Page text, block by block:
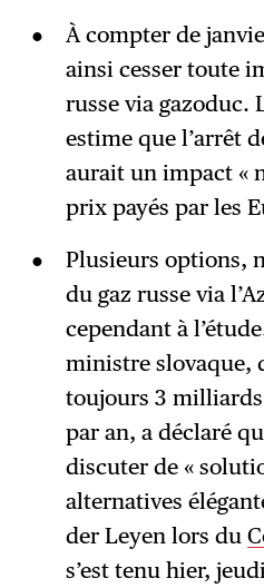
À compter de
ainsi cesser toute
russe via gazoduc.
estime que l’arrêt
aurait un impact «
prix payés par les
Plusieurs options,
du gaz russe via
cependant à
ministre slovaque,
toujours 3 milliards
par an, a déclaré
discuter de «
alternatives
der Leyen lors du
s’est tenu hier,